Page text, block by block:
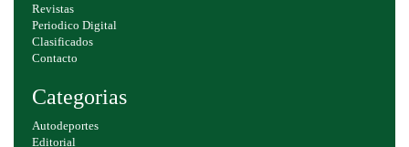
Revistas
Periodico Digital
Clasificados
Contacto
Categorias
Autodeportes
Editorial